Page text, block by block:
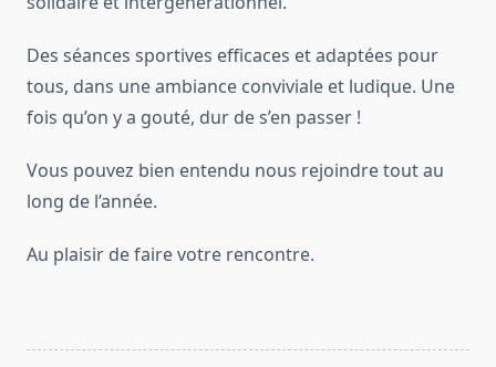
Des séances sportives efficaces et adaptées pour
tous, dans une ambiance conviviale et ludique. Une
fois qu’on y a gouté, dur de s’en passer !
Vous pouvez bien entendu nous rejoindre tout au
long de l’année.
Au plaisir de faire votre rencontre.